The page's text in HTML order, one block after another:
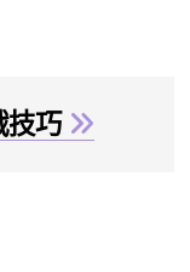
技巧